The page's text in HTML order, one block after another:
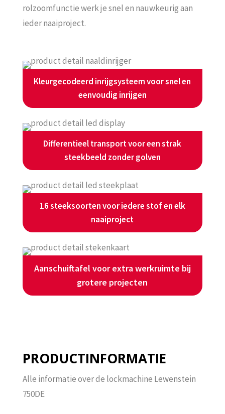
rolzoomfunctie werk je snel en nauwkeurig aan
ieder naaiproject.
Kleurgecodeerd inrijgsysteem voor snel en
eenvoudig inrijgen
Differentieel transport voor een strak
steekbeeld zonder golven
16 steeksoorten voor iedere stof en elk
naaiproject
Aanschuiftafel voor extra werkruimte bij
grotere projecten
PRODUCTINFORMATIE
Alle informatie over de lockmachine Lewenstein
750DE